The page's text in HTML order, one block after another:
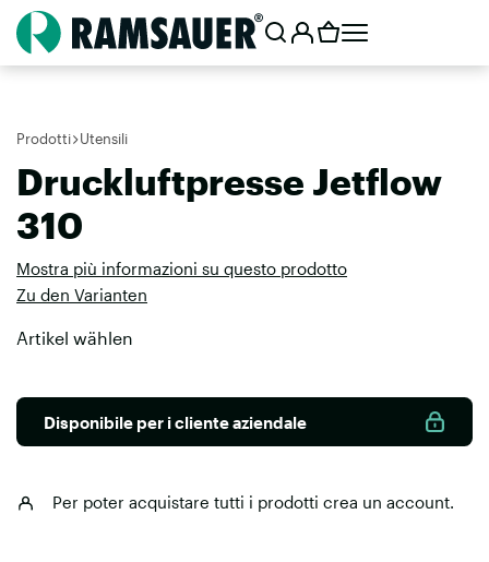
Prodotti Utensili
Druckluftpresse Jetflow
310
Mostra più informazioni su questo prodotto
Zu den Varianten
Artikel wählen
Disponibile per i cliente aziendale
Per poter acquistare tutti i prodotticrea un account